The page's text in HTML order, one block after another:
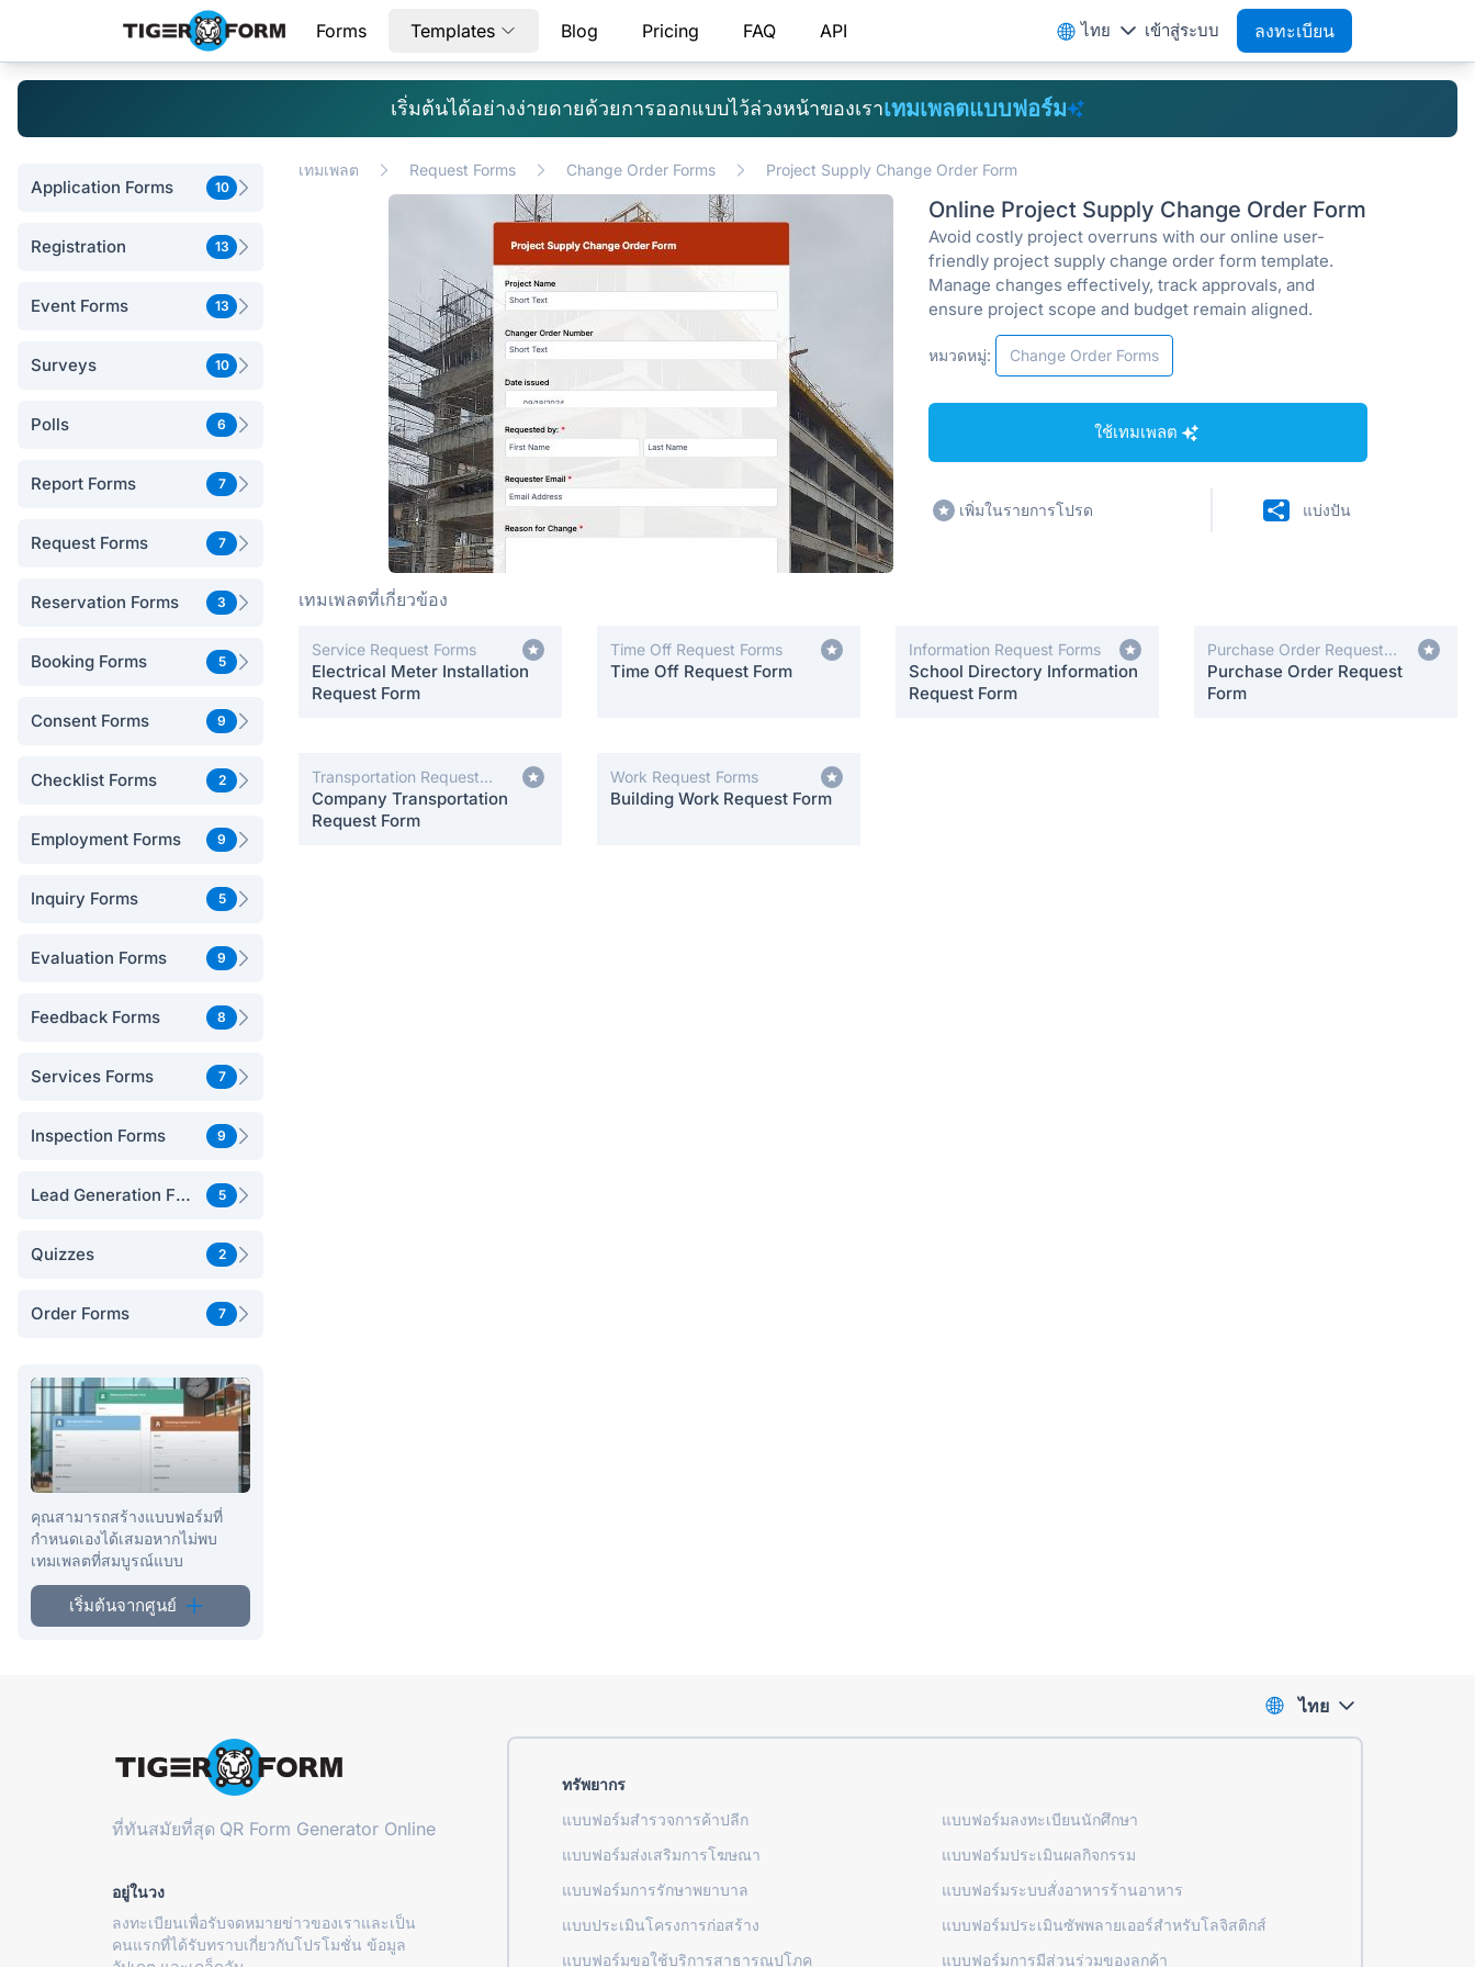
Forms Templates Blog Pricing FAQ API ไทย เข้าสู่ระบบ ลงทะเบียน
เริ่มต้นได้อย่างง่ายดายด้วยการออกแบบไว้ล่วงหน้าของเราเทมเพลตแบบฟอร์ม
Application Forms 10
Registration 13
Event Forms 13
Surveys 10
Polls 6
Report Forms 7
Request Forms 7
Reservation Forms 3
Booking Forms 5
Consent Forms 9
Checklist Forms 2
Employment Forms 9
Inquiry Forms 5
Evaluation Forms 9
Feedback Forms 8
Services Forms 7
Inspection Forms 9
Lead Generation Forms 5
Quizzes 2
Order Forms 7
คุณสามารถสร้างแบบฟอร์มที่
กำหนดเองได้เสมอหากไม่พบ
เทมเพลตที่สมบูรณ์แบบ
เริ่มต้นจากศูนย์
เทมเพลต Request Forms Change Order Forms Project Supply Change Order Form
Online Project Supply Change Order Form
Avoid costly project overruns with our online user-
friendly project supply change order form template.
Manage changes effectively, track approvals, and
ensure project scope and budget remain aligned.
หมวดหมู่: Change Order Forms
ใช้เทมเพลต
เพิ่มในรายการโปรด แบ่งปัน
เทมเพลตที่เกี่ยวข้อง
Service Request Forms
Electrical Meter Installation
Request Form
Time Off Request Forms
Time Off Request Form
Information Request Forms
School Directory Information
Request Form
Purchase Order Request
Forms
Purchase Order Request
Form
Transportation Request
Forms
Company Transportation
Request Form
Work Request Forms
Building Work Request Form
ที่ทันสมัยที่สุด QR Form Generator Online
อยู่ในวง
ลงทะเบียนเพื่อรับจดหมายข่าวของเราและเป็น
คนแรกที่ได้รับทราบเกี่ยวกับโปรโมชั่น ข้อมูล
ทรัพยากร
แบบฟอร์มสำรวจการค้าปลีก
แบบฟอร์มลงทะเบียนนักศึกษา
แบบฟอร์มส่งเสริมการโฆษณา
แบบฟอร์มประเมินผลกิจกรรม
แบบฟอร์มการรักษาพยาบาล
แบบฟอร์มระบบสั่งอาหารร้านอาหาร
แบบประเมินโครงการก่อสร้าง
แบบฟอร์มประเมินซัพพลายเออร์สำหรับโลจิสติกส์
แบบฟอร์มขอใช้บริการสาธารณูปโภค
แบบฟอร์มการมีส่วนร่วมของลูกค้า
ไทย